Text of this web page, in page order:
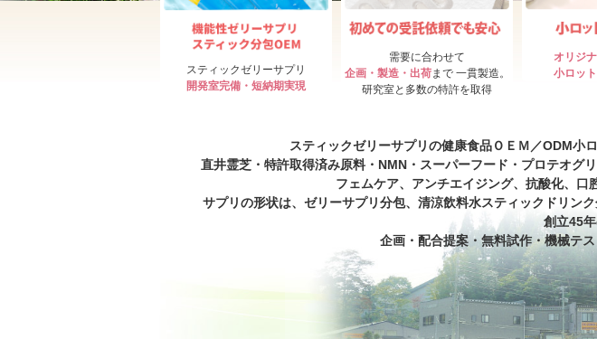
スティックゼリーサプリ
開発室完備・短納期実現
需要に合わせて
企画・製造・出荷まで 一貫製造。
研究室と多数の特許を取得
オリジ
小ロッ
スティックゼリーサプリの健康食品ＯＥＭ／ODM小
直井霊芝・特許取得済み原料・NMN・スーパーフード・プロテオグ
フェムケア、アンチエイジング、抗酸化、口
サプリの形状は、ゼリーサプリ分包、清涼飲料水スティックドリン
創立45年
企画・配合提案・無料試作・機械テ